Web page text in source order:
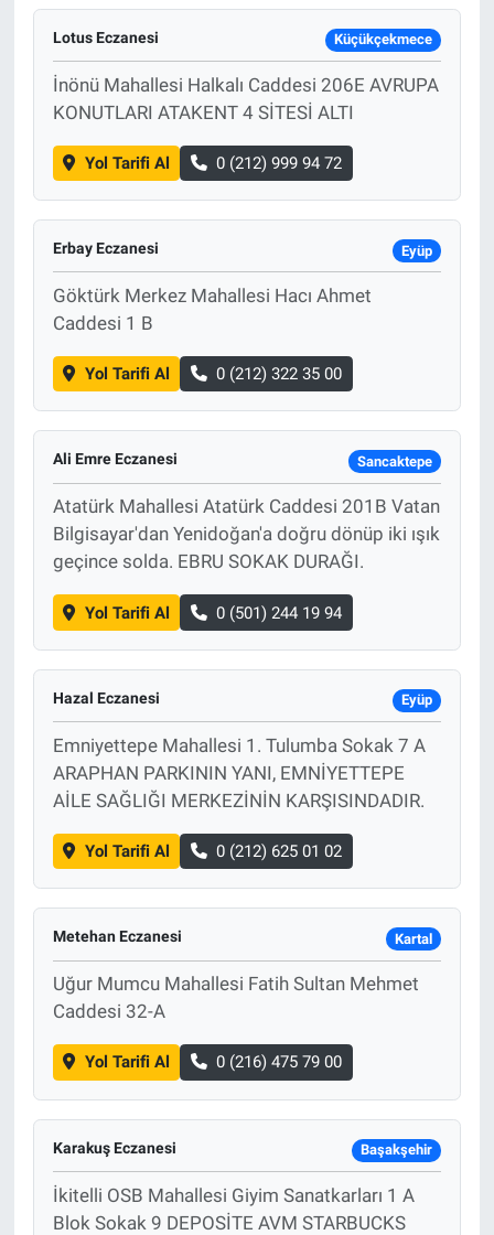
Lotus Eczanesi Küçükçekmece
İnönü Mahallesi Halkalı Caddesi 206E AVRUPA
KONUTLARI ATAKENT 4 SİTESİ ALTI
Yol Tarifi Al 0 (212) 999 94 72
Erbay Eczanesi Eyüp
Göktürk Merkez Mahallesi Hacı Ahmet
Caddesi 1 B
Yol Tarifi Al 0 (212) 322 35 00
Ali Emre Eczanesi Sancaktepe
Atatürk Mahallesi Atatürk Caddesi 201B Vatan
Bilgisayar'dan Yenidoğan'a doğru dönüp iki ışık
geçince solda. EBRU SOKAK DURAĞI.
Yol Tarifi Al 0 (501) 244 19 94
Hazal Eczanesi Eyüp
Emniyettepe Mahallesi 1. Tulumba Sokak 7 A
ARAPHAN PARKININ YANI, EMNİYETTEPE
AİLE SAĞLIĞI MERKEZİNİN KARŞISINDADIR.
Yol Tarifi Al 0 (212) 625 01 02
Metehan Eczanesi Kartal
Uğur Mumcu Mahallesi Fatih Sultan Mehmet
Caddesi 32-A
Yol Tarifi Al 0 (216) 475 79 00
Karakuş Eczanesi Başakşehir
İkitelli OSB Mahallesi Giyim Sanatkarları 1 A
Blok Sokak 9 DEPOSİTE AVM STARBUCKS